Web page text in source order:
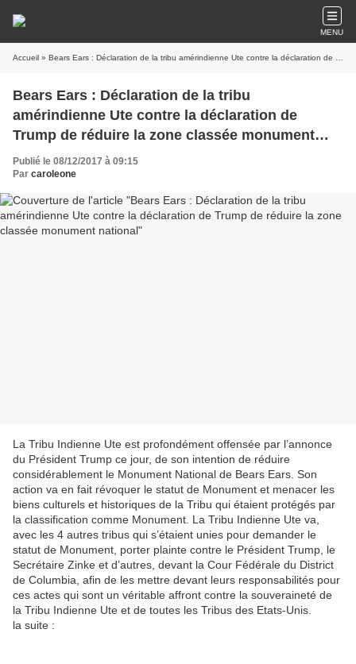
MENU
Accueil » Bears Ears : Déclaration de la tribu amérindienne Ute contre la déclaration de Trump de réduire la zone classée monument national
Bears Ears : Déclaration de la tribu
amérindienne Ute contre la déclaration de
Trump de réduire la zone classée monument
national
Publié le 08/12/2017 à 09:15
Par caroleone
La Tribu Indienne Ute est profondément offensée par l’annonce
du Président Trump ce jour, de son intention de réduire
considérablement le Monument National de Bears Ears. Son
action va en fait révoquer le statut de Monument et menacer les
biens culturels et historiques de la Tribu qui étaient protégés par
la classification comme Monument. La Tribu Indienne Ute va,
avec les 4 autres tribus qui s’étaient unies pour demander le
statut de Monument, porter plainte contre le Président Trump, le
Secrétaire Zinke et d’autres, devant la Cour Fédérale du District
de Columbia, afin de les mettre devant leurs responsabilités pour
ces actes qui sont un véritable affront contre la souveraineté de
la Tribu Indienne Ute et de toutes les Tribus des Etats-Unis.
la suite :